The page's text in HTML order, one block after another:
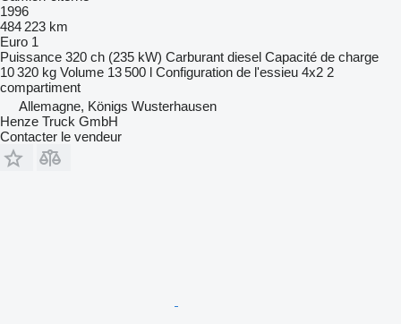
1996
484 223 km
Euro 1
Puissance 320 ch (235 kW) Carburant diesel Capacité de charge
10 320 kg Volume 13 500 l Configuration de l'essieu 4x2 2
compartiment
Allemagne, Königs Wusterhausen
Henze Truck GmbH
Contacter le vendeur